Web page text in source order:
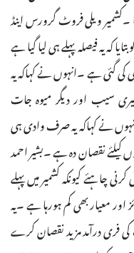
ویلی فروٹ گرورس اینڈ
کہ یہ فیصلہ پہلے ہی لیا گیا ہے
گئی ہے ۔انہوں نے کہاکہ یہ
سیب اور دیگر میوہ جات
نے کہاکہ یہ صرف وادی ہی
کیلئے نقصان دہ ہے ۔بشیر احمد
چاہئے کیونکہ کشمیر میں پہلے
معیار بھی کم ہورہا ہے ۔یہ
فری درآمد مزید نقصان کرے